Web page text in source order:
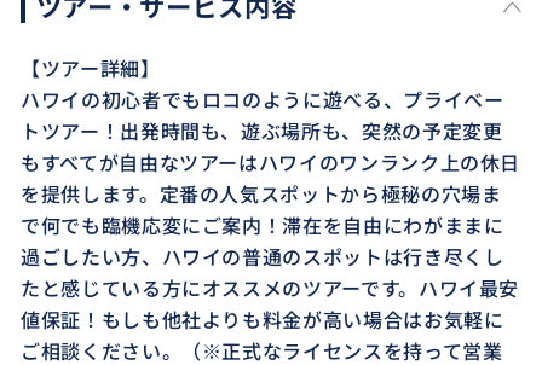
ツアー・サービス内容
【ツアー詳細】
ハワイの初心者でもロコのように遊べる、プライベー
トツアー！出発時間も、遊ぶ場所も、突然の予定変更
もすべてが自由なツアーはハワイのワンランク上の休日
を提供します。定番の人気スポットから極秘の穴場ま
で何でも臨機応変にご案内！滞在を自由にわがままに
過ごしたい方、ハワイの普通のスポットは行き尽くし
たと感じている方にオススメのツアーです。ハワイ最安
値保証！もしも他社よりも料金が高い場合はお気軽に
ご相談ください。（※正式なライセンスを持って営業